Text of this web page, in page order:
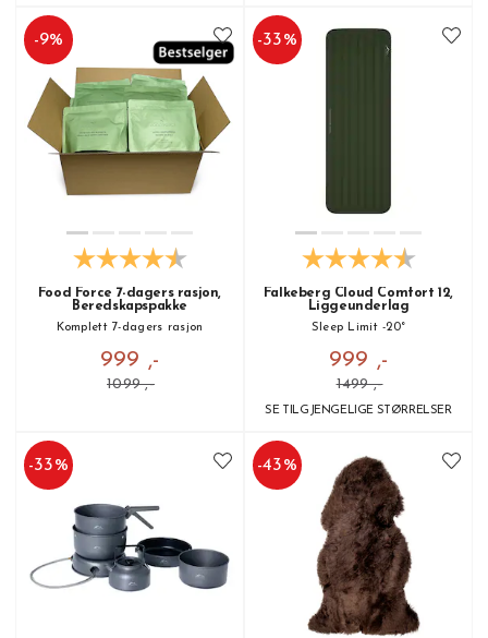
-9%
Food Force 7-dagers rasjon,
Beredskapspakke
Komplett 7-dagers rasjon
999 ,-
1099 ,-
-33%
Falkeberg Cloud Comfort 12,
Liggeunderlag
Sleep Limit -20°
999 ,-
1499 ,-
SE TILGJENGELIGE STØRRELSER
-33% -43%